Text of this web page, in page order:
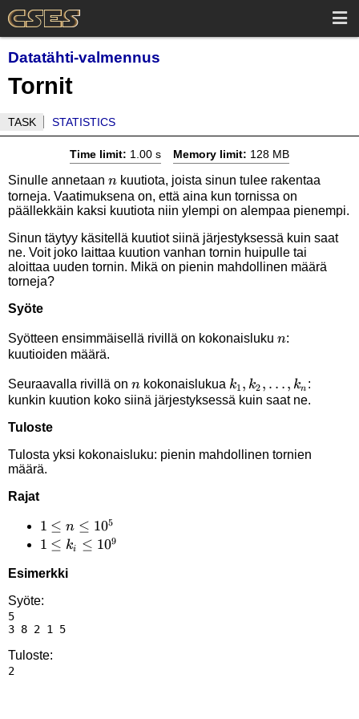
Datatähti-valmennus
Tornit
TASK STATISTICS
Time limit: 1.00 s Memory limit: 128 MB
Sinulle annetaan n
nkuutiota, joista sinun tulee rakentaa
torneja. Vaatimuksena on, että aina kun tornissa on
päällekkäin kaksi kuutiota niin ylempi on alempaa pienempi.
Sinun täytyy käsitellä kuutiot siinä järjestyksessä kuin saat
ne. Voit joko laittaa kuution vanhan tornin huipulle tai
aloittaa uuden tornin. Mikä on pienin mahdollinen määrä
torneja?
Syöte
Syötteen ensimmäisellä rivillä on kokonaisluku n
n:
kuutioiden määrä.
Seuraavalla rivillä on n
nkokonaislukua k_1,k_2,\ldots,k_n
k1 , k2 , …, kn :
kunkin kuution koko siinä järjestyksessä kuin saat ne.
Tuloste
Tulosta yksi kokonaisluku: pienin mahdollinen tornien
määrä.
Rajat
1 \le
n
10^5
1 ≤ n ≤ 105
1 \le
\le
10^9
1 ≤ ki ≤ 109
Esimerkki
Syöte:
5
3 8 2 1 5
Tuloste:
2